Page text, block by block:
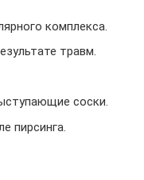
комплекса.
травм.
соски.
пирсинга.